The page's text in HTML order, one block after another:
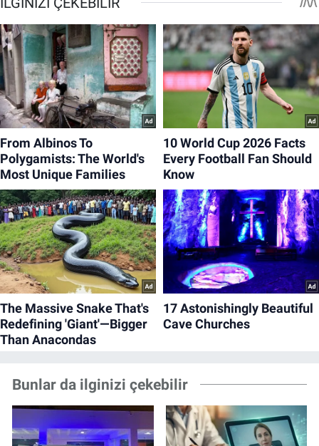
Bunlar da ilginizi çekebilir